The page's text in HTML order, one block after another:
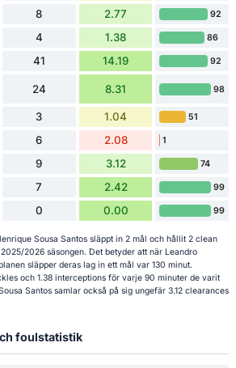
8 2.77 92
4 1.38 86
41 14.19 92
24 8.31 98
3 1.04 51
6 2.08 1
9 3.12 74
7 2.42 99
0 0.00 99
Sousa Santos släppt in 2 mål och hållit 2 clean
2026 säsongen. Det betyder att när Leandro
släpper deras lag in ett mål var 130 minut.
och 1.38 interceptions för varje 90 minuter de varit
Santos samlar också på sig ungefär 3.12 clearances
foulstatistik